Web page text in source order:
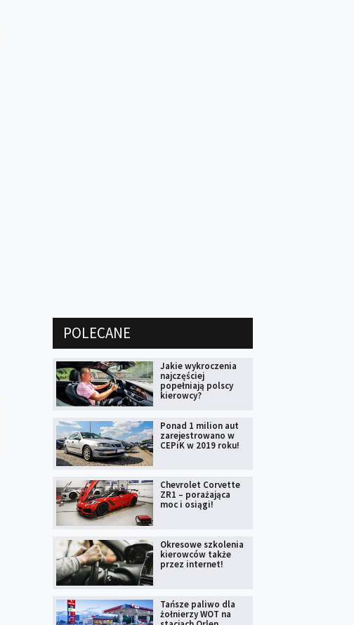
POLECANE
Jakie wykroczenia
najczęściej
popełniają polscy
kierowcy?
Ponad 1 milion aut
zarejestrowano w
CEPiK w 2019 roku!
Chevrolet Corvette
ZR1 – porażająca
moc i osiągi!
Okresowe szkolenia
kierowców także
przez internet!
Tańsze paliwo dla
żołnierzy WOT na